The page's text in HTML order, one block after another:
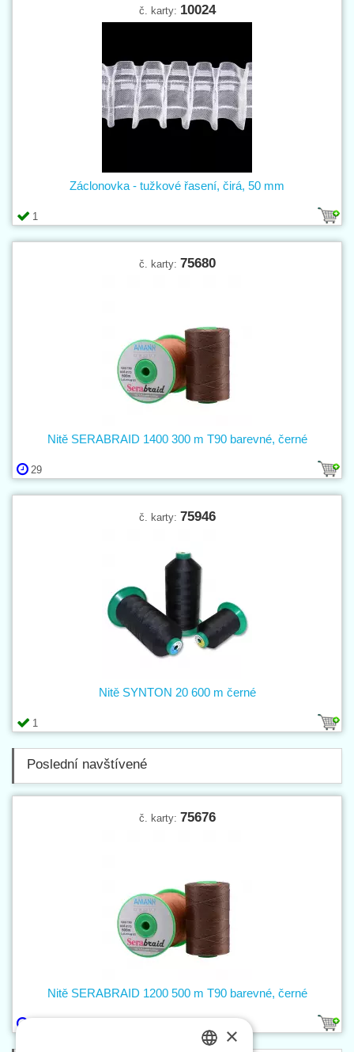
č. karty: 10024
1
Záclonovka - tužkové řasení, čirá, 50 mm
č. karty: 75680
29
Nitě SERABRAID 1400 300 m T90 barevné, černé
č. karty: 75946
1
Nitě SYNTON 20 600 m černé
Poslední navštívené
č. karty: 75676
Nitě SERABRAID 1200 500 m T90 barevné, černé
×